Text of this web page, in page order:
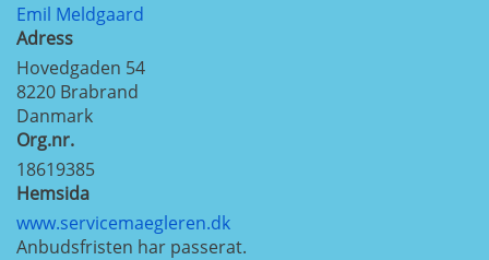
Emil Meldgaard
Adress
Hovedgaden 54
8220 Brabrand
Danmark
Org.nr.
18619385
Hemsida
www.servicemaegleren.dk
Anbudsfristen har passerat.